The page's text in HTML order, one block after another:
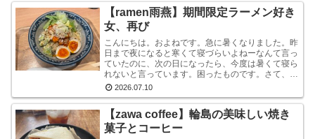
【ramen雨燕】期間限定ラーメン好き
女、再び
こんにちは。およねです。急に暑くなりました。昨
日まで夜になると寒くて寝づらいよねーなんて言っ
ていたのに、次の日になったら、今度は暑くて寝ら
れないと言っています。困ったものです。さて、先
日金沢へ行ったとき、ひさしぶりにひとりラーメン
を堪能して...
2026.07.10
【zawa coffee】輪島の美味しい焼き
菓子とコーヒー